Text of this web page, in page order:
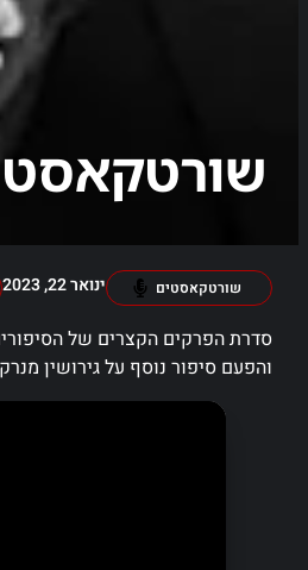
שורטקאסט
שורטקאסטים ינואר 22, 2023
סדרת הפרקים הקצרים של
והפעם סיפור נוסף על גירושין